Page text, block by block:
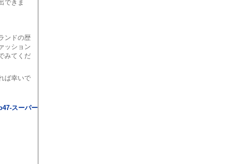
できま
ンドの歴
ッション
みてくだ
ば幸いで
スーパー